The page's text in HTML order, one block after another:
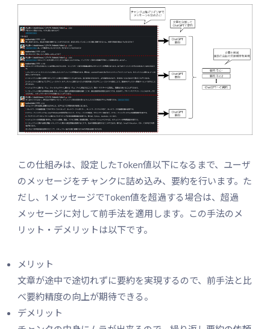
この仕組みは、設定したToken値以下になるまで、ユーザ
のメッセージをチャンクに詰め込み、要約を行います。た
だし、1メッセージでToken値を超過する場合は、超過
メッセージに対して前手法を適用します。この手法のメ
リット・デメリットは以下です。
メリット
文章が途中で途切れずに要約を実現するので、前手法と比
べ要約精度の向上が期待できる。
デメリット